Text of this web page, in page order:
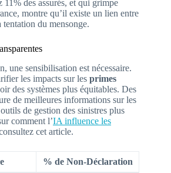
11% des assurés, et qui grimpe
montre qu’il existe un lien entre
tentation du mensonge.
une sensibilisation est nécessaire.
les impacts sur les primes
des systèmes plus équitables. Des
de meilleures informations sur les
de gestion des sinistres plus
comment l’IA influence les
cet article.
% de Non-Déclaration